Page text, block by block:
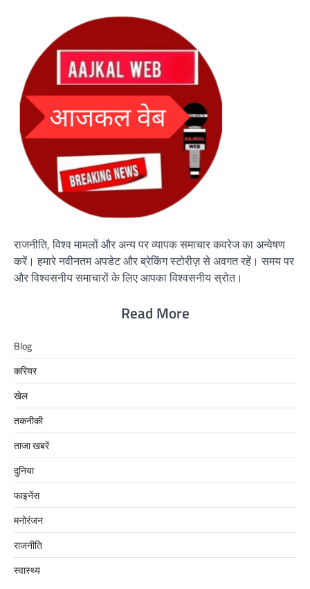
राजनीति, विश्व मामलों और अन्य पर व्यापक समाचार कवरेज का अन्वेषण
करें। हमारे नवीनतम अपडेट और ब्रेकिंग स्टोरीज़ से अवगत रहें। समय पर
और विश्वसनीय समाचारों के लिए आपका विश्वसनीय स्रोत।
Read More
Blog
करियर
खेल
तकनीकी
ताजा खबरें
दुनिया
फाइनेंस
मनोरंजन
राजनीति
स्वास्थ्य